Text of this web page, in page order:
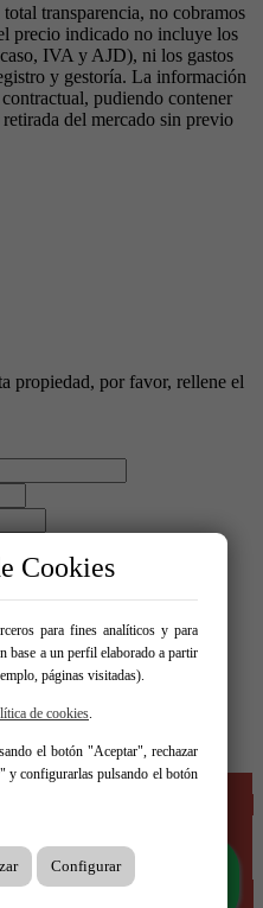
transparencia, no cobramos
precio indicado no incluye los
IVA y AJD), ni los gastos
y gestoría. La información
pudiendo contener
del mercado sin previo
propiedad, por favor, rellene el
Cookies
para fines analíticos y para
base a un perfil elaborado a partir
páginas visitadas).
de cookies.
el botón "Aceptar", rechazar
y configurarlas pulsando el botón
Configurar